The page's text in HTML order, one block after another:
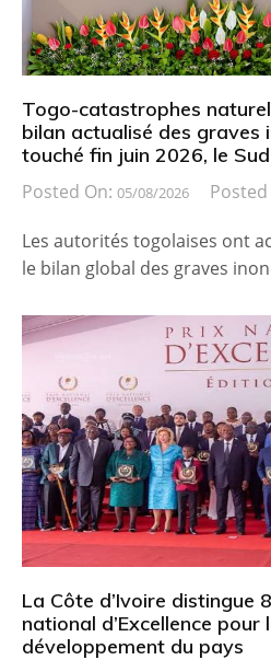
Togo-catastrophes
bilan actualisé des graves
touché fin juin 2026, le
Posted On: 05/08/2026 Posted
Les autorités togolaises ont
le bilan global des graves
La Côte d’Ivoire distingue
national d’Excellence
développement du pays